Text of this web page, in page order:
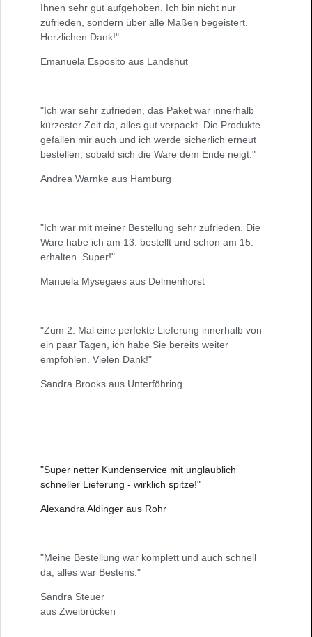
Ihnen sehr gut aufgehoben. Ich bin nicht nur
zufrieden, sondern über alle Maßen begeistert.
Herzlichen Dank!"
Emanuela Esposito aus Landshut
"Ich war sehr zufrieden, das Paket war innerhalb
kürzester Zeit da, alles gut verpackt. Die Produkte
gefallen mir auch und ich werde sicherlich erneut
bestellen, sobald sich die Ware dem Ende neigt."
Andrea Warnke aus Hamburg
"Ich war mit meiner Bestellung sehr zufrieden. Die
Ware habe ich am 13. bestellt und schon am 15.
erhalten. Super!"
Manuela Mysegaes aus Delmenhorst
"Zum 2. Mal eine perfekte Lieferung innerhalb von
ein paar Tagen, ich habe Sie bereits weiter
empfohlen. Vielen Dank!"
Sandra Brooks aus Unterföhring
"Super netter Kundenservice mit unglaublich
schneller Lieferung - wirklich spitze!"
Alexandra Aldinger aus Rohr
"Meine Bestellung war komplett und auch schnell
da, alles war Bestens."
Sandra Steuer
aus Zweibrücken